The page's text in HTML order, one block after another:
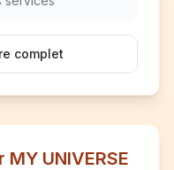
complet
UNIVERSE